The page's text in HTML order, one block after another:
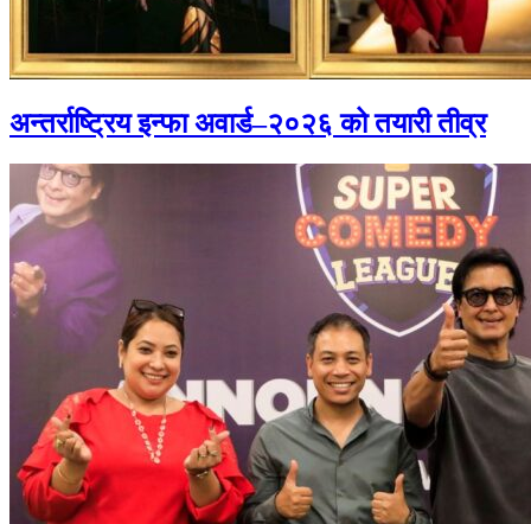
अन्तर्राष्ट्रिय इन्फा अवार्ड–२०२६ को तयारी तीव्र